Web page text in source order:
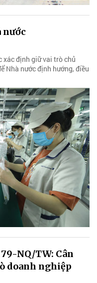
nước
xác định giữ vai trò chủ
Nhà nước định hướng, điều
NQ/TW: Cân
doanh nghiệp